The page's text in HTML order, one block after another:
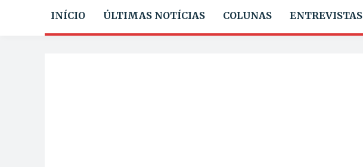
INÍCIO ÚLTIMAS NOTÍCIAS COLUNAS ENTREVISTAS